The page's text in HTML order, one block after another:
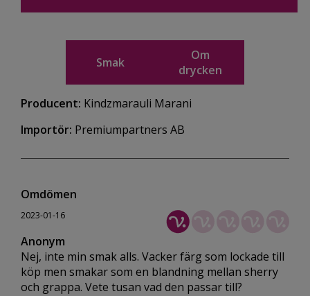
Smak
Om
drycken
Producent: Kindzmarauli Marani
Importör: Premiumpartners AB
Omdömen
2023-01-16
Anonym
Nej, inte min smak alls. Vacker färg som lockade till
köp men smakar som en blandning mellan sherry
och grappa. Vete tusan vad den passar till?